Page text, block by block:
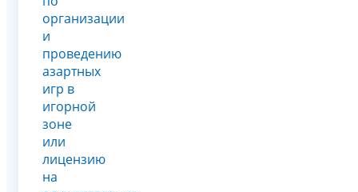
организации
и
проведению
азартных
игр в
игорной
зоне
или
лицензию
на